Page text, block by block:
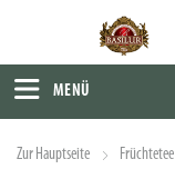
MENÜ
Zur Hauptseite Früchtetee